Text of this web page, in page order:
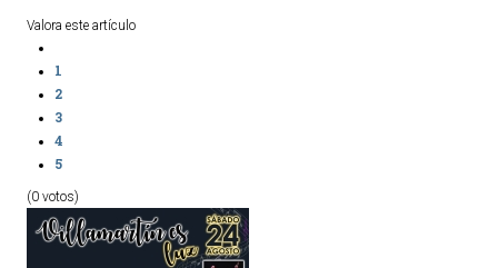
Valora este artículo
1
2
3
4
5
(0 votos)